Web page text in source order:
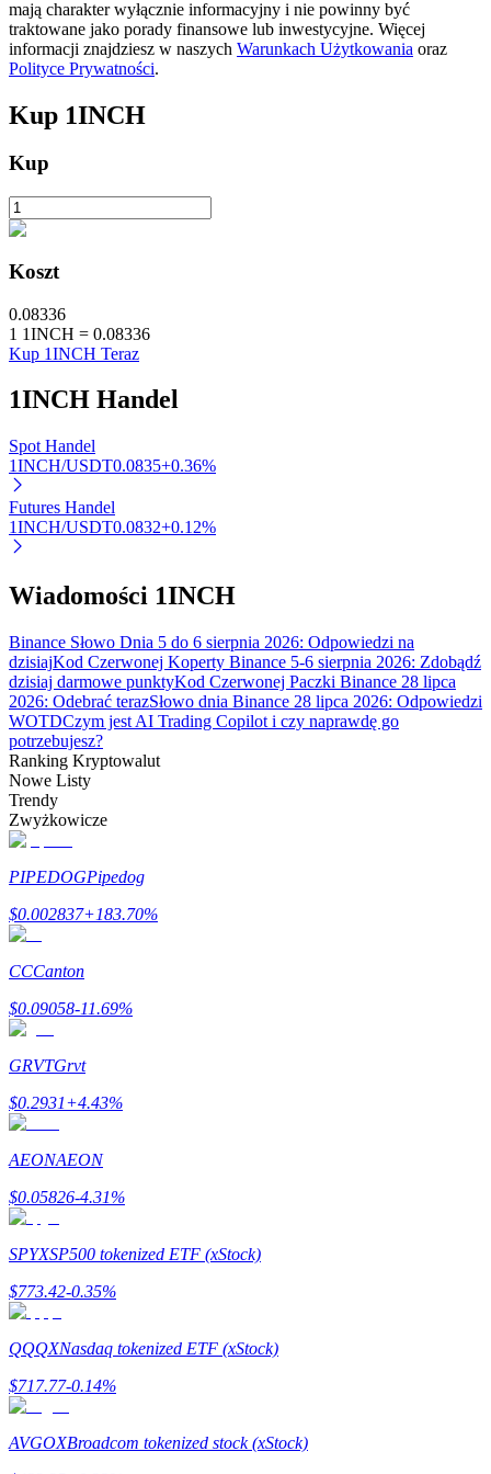
Zdobądź długoterminowy zysk i elastyczne zainteresowania
Dowiedz się, jak uzyskać dochód pasywny
Bitruści Partnerzy
Afiliaci Bitrue
Polecaj
Zaproś przyjaciela, aby otrzymać nagrody pieniężne
mają charakter wyłącznie informacyjny i nie powinny być
traktowane jako porady finansowe lub inwestycyjne. Więcej
informacji znajdziesz w naszych Warunkach Użytkowania oraz
Polityce Prywatności.
Kup 1INCH
Kup
Koszt
0.08336
1 1INCH = 0.08336
Kup 1INCH Teraz
1INCH Handel
Spot Handel
1INCH/USDT0.0835+0.36%
Futures Handel
1INCH/USDT0.0832+0.12%
Wiadomości 1INCH
Binance Słowo Dnia 5 do 6 sierpnia 2026: Odpowiedzi na
dzisiajKod Czerwonej Koperty Binance 5-6 sierpnia 2026: Zdobądź
dzisiaj darmowe punktyKod Czerwonej Paczki Binance 28 lipca
2026: Odebrać terazSłowo dnia Binance 28 lipca 2026: Odpowiedzi
WOTDCzym jest AI Trading Copilot i czy naprawdę go
potrzebujesz?
Ranking Kryptowalut
Nowe Listy
Trendy
Zwyżkowicze
PIPEDOGPipedog
$0.002837+183.70%
CCCanton
$0.09058-11.69%
GRVTGrvt
$0.2931+4.43%
AEONAEON
$0.05826-4.31%
SPYXSP500 tokenized ETF (xStock)
$773.42-0.35%
QQQXNasdaq tokenized ETF (xStock)
$717.77-0.14%
AVGOXBroadcom tokenized stock (xStock)